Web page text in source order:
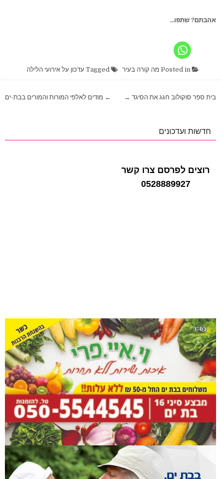
אהבתם? שתפו...
מה קורה בעיר עדכון על אירועי הלילה
ניווט ← מודים לאלפי המורות והמורים בבת-ים בית ספר סוקולוב חגג את הסיגד →
חדשות ועדכונים
רוצים לפרסם צרו קשר
0528889927